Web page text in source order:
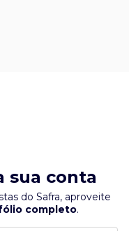
sua conta
do Safra, aproveite
completo.